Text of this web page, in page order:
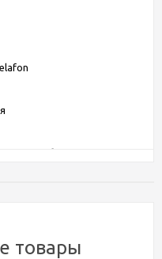
без раковины
товары